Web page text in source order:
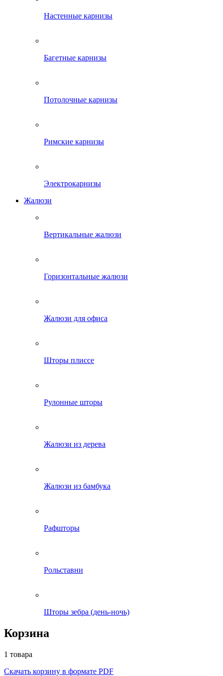
Настенные карнизы
Багетные карнизы
Потолочные карнизы
Римские карнизы
Электрокарнизы
Жалюзи
Вертикальные жалюзи
Горизонтальные жалюзи
Жалюзи для офиса
Шторы плиссе
Рулонные шторы
Жалюзи из дерева
Жалюзи из бамбука
Рафшторы
Рольставни
Шторы зебра (день-ночь)
Корзина
1 товара
Скачать корзину в формате PDF